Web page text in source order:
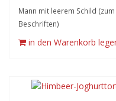
Mann mit leerem Schild (zum
Beschriften)
in den Warenkorb